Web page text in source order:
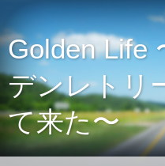
Golden Life
デンレトリ
て来た〜